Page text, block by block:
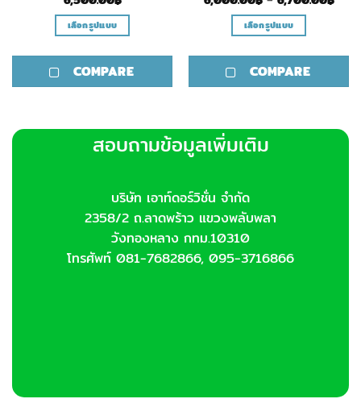
เลือกรูปแบบ
product
has
The
options
chosen
on
product
page
COMPARE
เลือกรูปแบบ
product
has
The
options
on
page
COMPARE
สอบถามข้อมูลเพิ่มเติม
บริษัท เอาท์ดอร์วิชั่น จำกัด
2358/2 ถ.ลาดพร้าว แขวงพลับพลา
วังทองหลาง กทม.10310
โทรศัพท์ 081-7682866, 095-3716866